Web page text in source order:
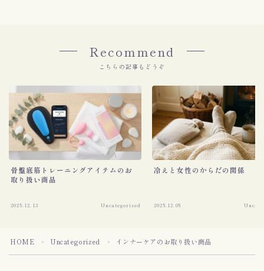
Recommend
こちらの記事もどうぞ
骨盤底筋トレーニングアイテムのお
取り扱い商品
2025.12.13 Uncategorized
冷えと女性のからだの関係
2025.12.05
HOME ＞ Uncategorized ＞ インナーケアのお取り扱い商品